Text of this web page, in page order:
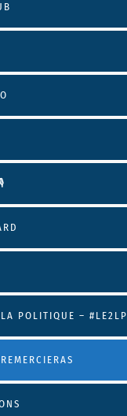
POLITIQUE – #LE2LP